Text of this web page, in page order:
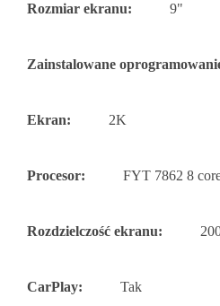
Rozmiar ekranu: 9"
Zainstalowane
Ekran: 2K
Procesor: FYT 7862 8
Rozdzielczość ekranu:
CarPlay: Tak